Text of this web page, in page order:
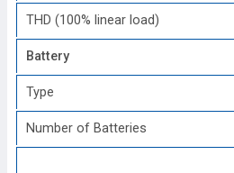
THD (100% linear load)
Battery
Type
Number of Batteries